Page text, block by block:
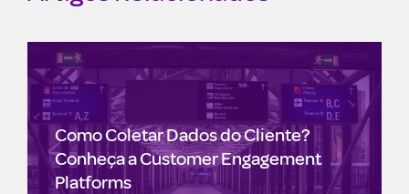
Como Coletar Dados do Cliente?
Conheça a Customer Engagement
Platforms